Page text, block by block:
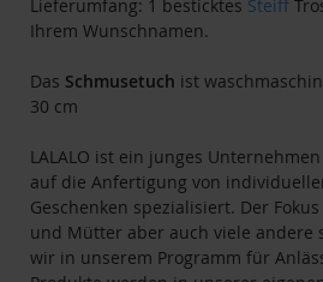
Lieferumfang: 1 besticktes Steiff
Ihrem Wunschnamen.
Das Schmusetuch ist
30 cm
LALALO ist ein junges
auf die Anfertigung von
Geschenken spezialisiert. Der
und Mütter aber auch viele andere
wir in unserem Programm für